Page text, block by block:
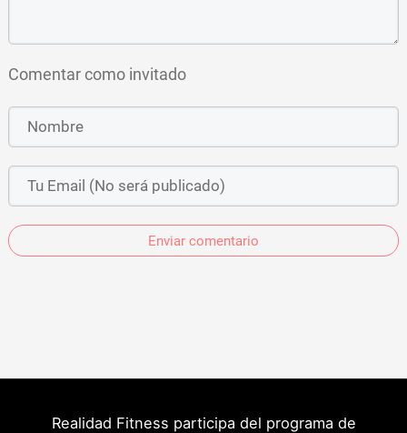
Comentar como invitado
Enviar comentario
Realidad Fitness participa del programa de